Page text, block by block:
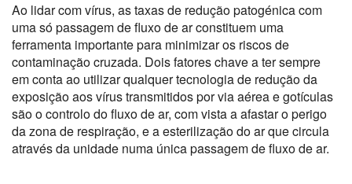
Ao lidar com vírus, as taxas de redução patogénica com
uma só passagem de fluxo de ar constituem uma
ferramenta importante para minimizar os riscos de
contaminação cruzada. Dois fatores chave a ter sempre
em conta ao utilizar qualquer tecnologia de redução da
exposição aos vírus transmitidos por via aérea e gotículas
são o controlo do fluxo de ar, com vista a afastar o perigo
da zona de respiração, e a esterilização do ar que circula
através da unidade numa única passagem de fluxo de ar.